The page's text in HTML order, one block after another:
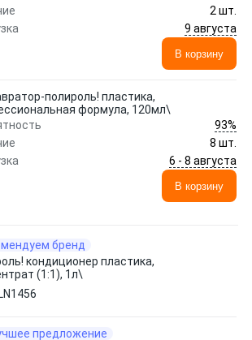
2 шт.
9 августа
В корзину
полироль! пластика,
формула, 120мл\
93%
8 шт.
6 - 8 августа
В корзину
бренд
кондиционер пластика,
(1:1), 1л\
LN1456
предложение